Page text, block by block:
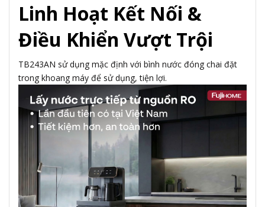
Linh Hoạt Kết Nối &
Điều Khiển Vượt Trội
TB243AN sử dụng mặc định với bình nước đóng chai đặt
trong khoang máy để sử dụng, tiện lợi.